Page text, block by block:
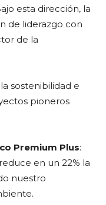
esta dirección, la
de liderazgo con
de la
sostenibilidad e
pioneros
Premium Plus:
en un 22% la
nuestro